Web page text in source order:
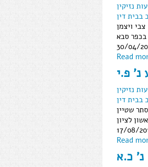
נזיקין
בבית דין
צבי ויצמן
סבא
30/04/
Read
נזיקין
בבית דין
שטיין
לציון
17/08/
Read